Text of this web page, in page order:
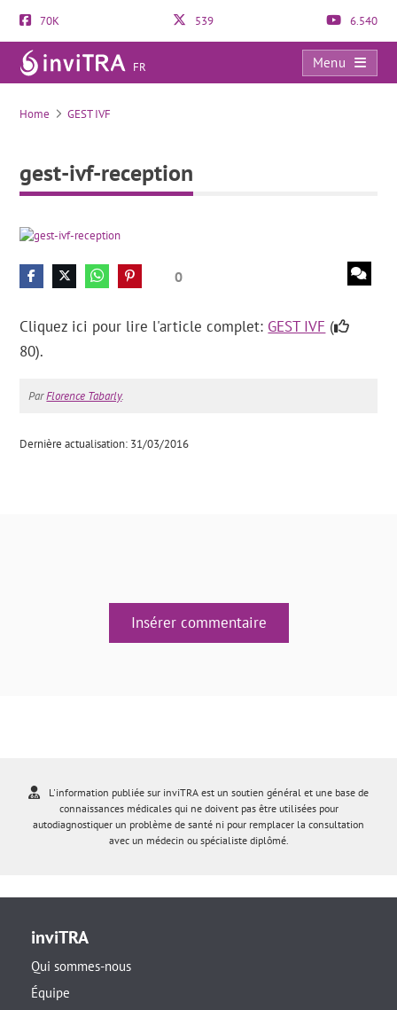
70K 539 6.540
FR
Menu
gest-ivf-reception
Home GEST IVF
gest-ivf-reception
0
Cliquez ici pour lire l'article complet: GEST IVF (
80).
ParFlorence Tabarly.
Dernière actualisation: 31/03/2016
Insérer commentaire
L'information publiée sur inviTRA est un soutien général et une base de
connaissances médicales qui ne doivent pas être utilisées pour
autodiagnostiquer un problème de santé ni pour remplacer la consultation
avec un médecin ou spécialiste diplômé.
inviTRA
Qui sommes-nous
Équipe